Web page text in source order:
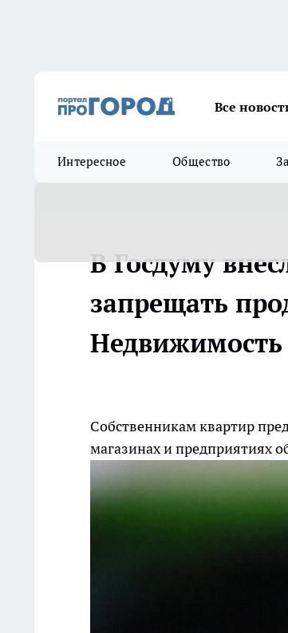
Все
Интересное Общество
В Госдуму
запрещать
Недвижимость
Собственникам квартир
магазинах и предприятиях